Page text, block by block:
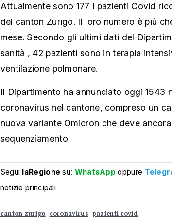
Attualmente sono 177 i pazienti Covid
del canton Zurigo. Il loro numero è più
mese. Secondo gli ultimi dati del
sanità , 42 pazienti sono in terapia
ventilazione polmonare.
Il Dipartimento ha annunciato oggi 1543
coronavirus nel cantone, compreso un
nuova variante Omicron che deve
sequenziamento.
Segui laRegione su: WhatsApp oppure
notizie principali
canton zurigo coronavirus pazienti covid